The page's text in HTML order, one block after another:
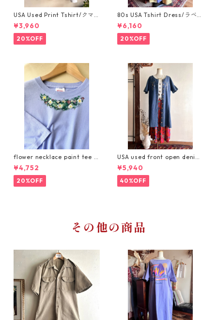
USA Used Print Tshirt/クマ
と森林のモノクロプリントビ
ッグサイズTシャツ/GILDANxl
¥3,960
20%OFF
80s USA Tshirt Dress/ラベン
ダーパープルのアメリカ製ス
ーベニアTシャツワンピース
¥6,160
20%OFF
flower necklace paint tee /
お花ペイントのネックレスTシ
ャツ
¥4,752
20%OFF
USA used front open denim
embroidery dress/刺繍入り
デニムの羽織りワンピース
¥5,940
40%OFF
その他の商品